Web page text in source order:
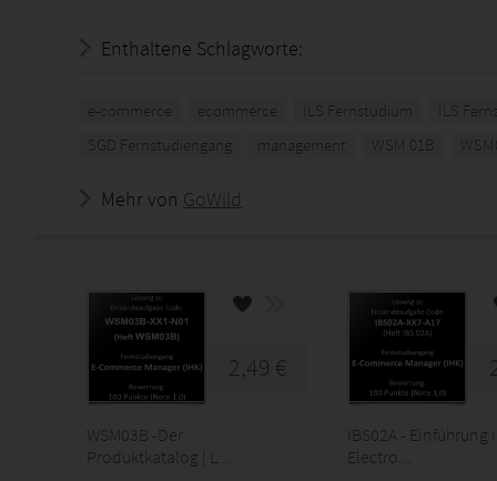
Enthaltene Schlagworte:
e-commerce ecommerce ILS Fernstudium
ILS
SGD Fernstudiengang
management WSM 01B
Mehr von GoWild
2,49 €
WSM03B -Der
Produktkatalog | L...
IBS02A - Einführung
Electro...